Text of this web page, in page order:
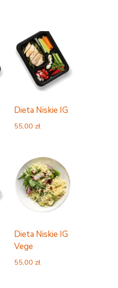
Dieta Niskie IG
55,00 zł
Dieta Niskie IG
Vege
55,00 zł